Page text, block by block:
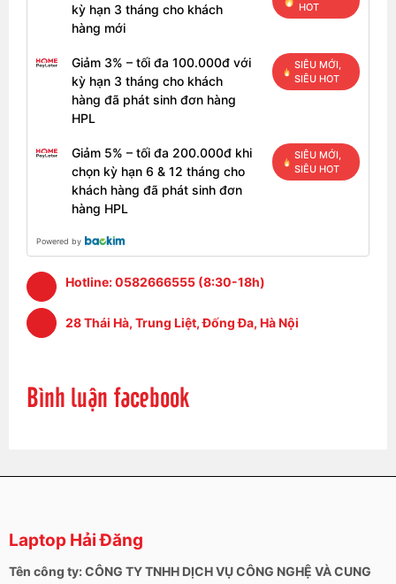
kỳ hạn 3 tháng cho khách
hàng mới
HOT
Giảm 3% – tối đa 100.000đ với
kỳ hạn 3 tháng cho khách
hàng đã phát sinh đơn hàng
HPL
SIÊU MỚI,
SIÊU HOT
Giảm 5% – tối đa 200.000đ khi
chọn kỳ hạn 6 & 12 tháng cho
khách hàng đã phát sinh đơn
hàng HPL
SIÊU MỚI,
SIÊU HOT
Powered by
Hotline:0582666555 (8:30-18h)
28 Thái Hà, Trung Liệt, Đống Đa, Hà Nội
Bình luận facebook
Laptop Hải Đăng
Tên công ty: CÔNG TY TNHH DỊCH VỤ CÔNG NGHỆ VÀ CUNG